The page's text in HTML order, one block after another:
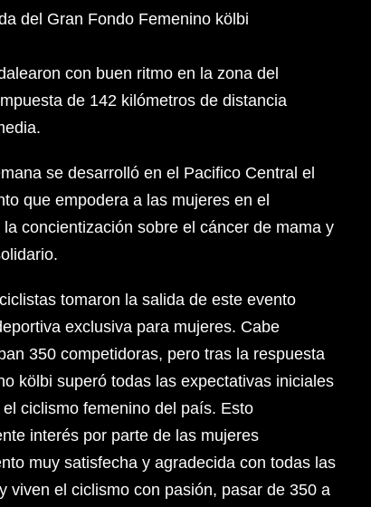
del Gran Fondo Femenino kölbi
con buen ritmo en la zona del
de 142 kilómetros de distancia
se desarrolló en el Pacifico Central el
que empodera a las mujeres en el
concientización sobre el cáncer de mama y
tomaron la salida de este evento
exclusiva para mujeres. Cabe
350 competidoras, pero tras la respuesta
kölbi superó todas las expectativas iniciales
ciclismo femenino del país. Esto
interés por parte de las mujeres
muy satisfecha y agradecida con todas las
viven el ciclismo con pasión, pasar de 350 a